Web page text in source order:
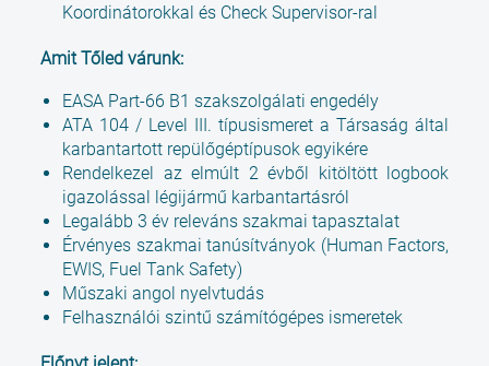
Koordinátorokkal és Check Supervisor-ral
Amit Tőled várunk:
EASA Part-66 B1 szakszolgálati engedély
ATA 104 / Level III. típusismeret a Társaság által
karbantartott repülőgéptípusok egyikére
Rendelkezel az elmúlt 2 évből kitöltött logbook
igazolással légijármű karbantartásról
Legalább 3 év releváns szakmai tapasztalat
Érvényes szakmai tanúsítványok (Human Factors,
EWIS, Fuel Tank Safety)
Műszaki angol nyelvtudás
Felhasználói szintű számítógépes ismeretek